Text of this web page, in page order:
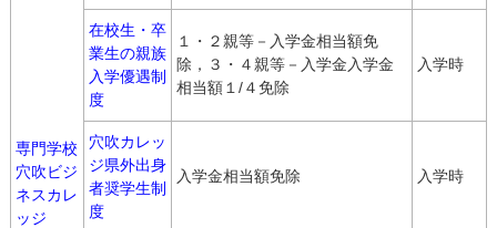
専門学校
穴吹ビジ
ネスカレ
ッジ
在校生・卒
業生の親族
入学優遇制
度
１・２親等－入学金相当額免
除，３・４親等－入学金入学金
相当額１/４免除
入学時
穴吹カレッ
ジ県外出身
者奨学生制
度
入学金相当額免除 入学時